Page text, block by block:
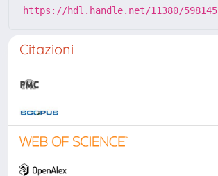
https://hdl.handle.net/11380/598145
Citazioni